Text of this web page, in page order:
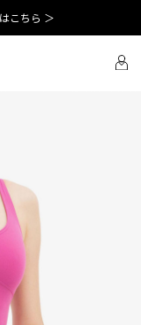
こちら ＞